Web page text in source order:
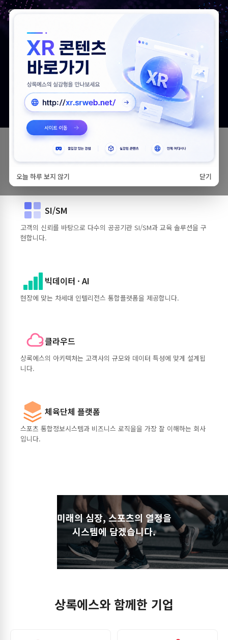
오늘 하루 보지 않기 닫기
기술의 차별화 고객중심 경영
고객의 가치가상록에스의 가치입니다.
비즈니스에 상록에스를 더하다
SI/SM
고객의 신뢰를 바탕으로 다수의 공공기관 SI/SM과 교육 솔루션을 구
현합니다.
빅데이터 · AI
현장에 맞는 차세대 인텔리전스 통합플랫폼을 제공합니다.
클라우드
상록에스의 아키텍처는 고객사의 규모와 데이터 특성에 맞게 설계됩
니다.
체육단체 플랫폼
스포츠 통합정보시스템과 비즈니스 로직을을 가장 잘 이해하는 회사
입니다.
미래의 심장, 스포츠의 열정을
시스템에 담겠습니다.
상록에스와 함께한 기업